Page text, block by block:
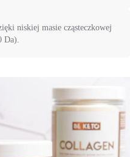
niskiej masie cząsteczkowej
Da).